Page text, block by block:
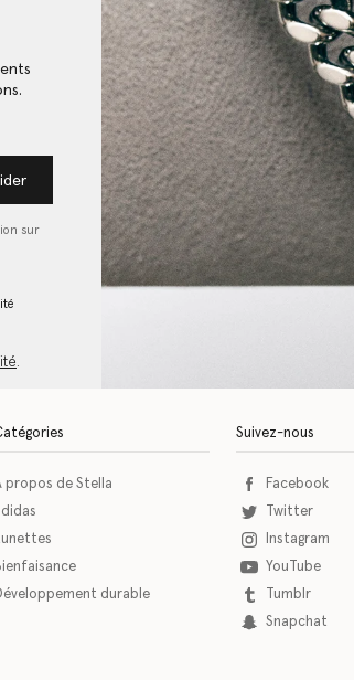
sur
.
propos de Stella
durable
Suivez-nous
Facebook
Twitter
Instagram
YouTube
Tumblr
Snapchat